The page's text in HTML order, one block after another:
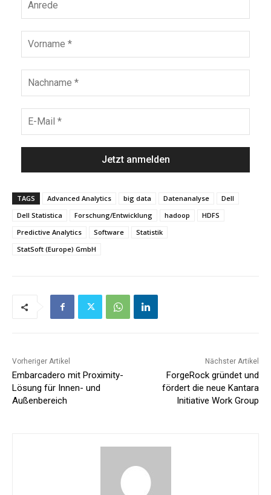
TAGS Advanced Analytics big data Datenanalyse
Dell
Dell Statistica
Forschung/Entwicklung hadoop
HDFS
Predictive Analytics
Software
Statistik
StatSoft (Europe) GmbH
Vorheriger Artikel
Embarcadero mit Proximity-
Lösung für Innen- und
Außenbereich
Nächster Artikel
ForgeRock gründet und
fördert die neue Kantara
Initiative Work Group